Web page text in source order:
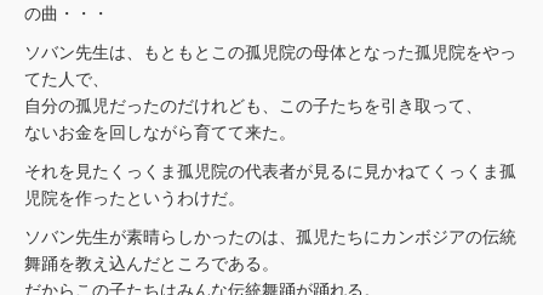
の曲・・・
ソバン先生は、もともとこの孤児院の母体となった孤児院をやっ
てた人で、
自分の孤児だったのだけれども、この子たちを引き取って、
ないお金を回しながら育てて来た。
それを見たくっくま孤児院の代表者が見るに見かねてくっくま孤
児院を作ったというわけだ。
ソバン先生が素晴らしかったのは、孤児たちにカンボジアの伝統
舞踊を教え込んだところである。
だからこの子たちはみんな伝統舞踊が踊れる。